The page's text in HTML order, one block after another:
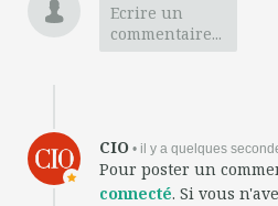
Ecrire un
commentaire...
CIO • il y a quelques
Pour poster un
connecté. Si vous